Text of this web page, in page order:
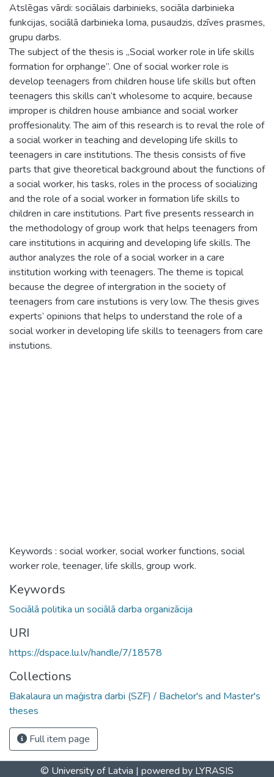
Atslēgas vārdi: sociālais darbinieks, sociāla darbinieka
funkcijas, sociālā darbinieka loma, pusaudzis, dzīves prasmes,
grupu darbs.
The subject of the thesis is „Social worker role in life skills
formation for orphange”. One of social worker role is
develop teenagers from children house life skills but often
teenagers this skills can’t wholesome to acquire, because
improper is children house ambiance and social worker
proffesionality. The aim of this research is to reval the role of
a social worker in teaching and developing life skills to
teenagers in care institutions. The thesis consists of five
parts that give theoretical background about the functions of
a social worker, his tasks, roles in the process of socializing
and the role of a social worker in formation life skills to
children in care institutions. Part five presents ressearch in
the methodology of group work that helps teenagers from
care institutions in acquiring and developing life skills. The
author analyzes the role of a social worker in a care
institution working with teenagers. The theme is topical
because the degree of intergration in the society of
teenagers from care instutions is very low. The thesis gives
experts’ opinions that helps to understand the role of a
social worker in developing life skills to teenagers from care
instutions.
Keywords : social worker, social worker functions, social
worker role, teenager, life skills, group work.
Keywords
Sociālā politika un sociālā darba organizācija
URI
https://dspace.lu.lv/handle/7/18578
Collections
Bakalaura un maģistra darbi (SZF) / Bachelor's and Master's
theses
Full item page
© University of Latvia | powered by LYRASIS